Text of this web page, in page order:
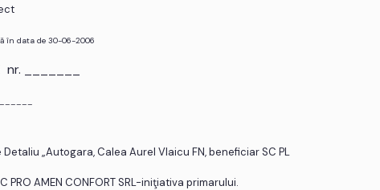
în data de 30-06-2006
nr. _______
„Autogara, Calea Aurel Vlaicu FN, beneficiar SC PL
AMEN CONFORT SRL-iniţiativa primarului.